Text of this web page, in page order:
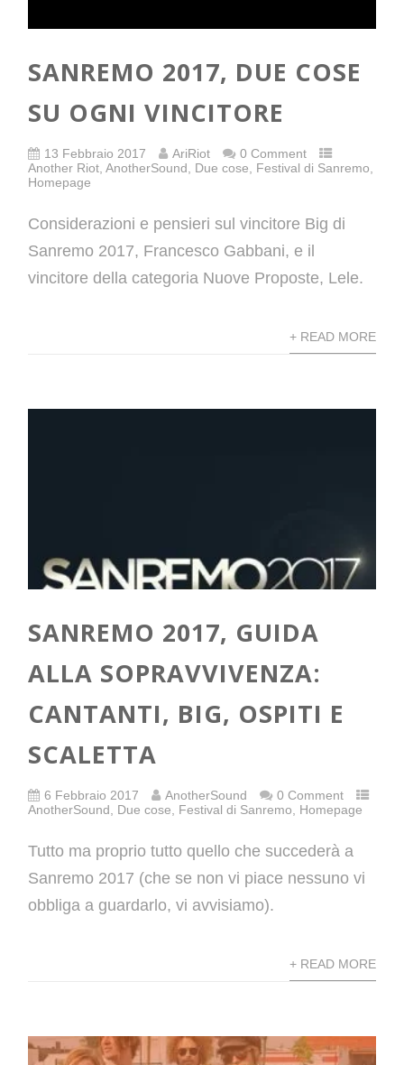
SANREMO 2017, DUE COSE
SU OGNI VINCITORE
13 Febbraio 2017 AriRiot
0 Comment
Another Riot ,AnotherSound Due cose Festival di Sanremo
Homepage
Considerazioni e pensieri sul vincitore Big di
Sanremo 2017, Francesco Gabbani, e il
vincitore della categoria Nuove Proposte, Lele.
+ READ MORE
SANREMO 2017, GUIDA
ALLA SOPRAVVIVENZA:
CANTANTI, BIG, OSPITI E
SCALETTA
6 Febbraio 2017 AnotherSound
0 Comment
AnotherSound
Due cose Festival di Sanremo Homepage
Tutto ma proprio tutto quello che succederà a
Sanremo 2017 (che se non vi piace nessuno vi
obbliga a guardarlo, vi avvisiamo).
+ READ MORE